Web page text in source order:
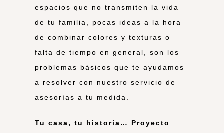
espacios que no transmiten la vida
de tu familia, pocas ideas a la hora
de combinar colores y texturas o
falta de tiempo en general, son los
problemas básicos que te ayudamos
a resolver con nuestro servicio de
asesorías a tu medida.
Tu casa, tu historia… Proyecto